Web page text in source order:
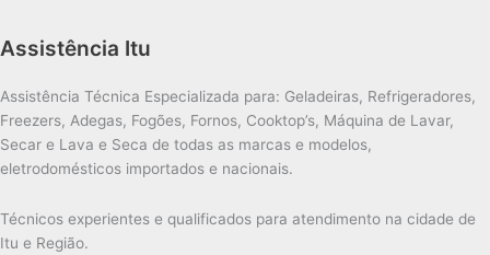
Assistência Itu
Assistência Técnica Especializada para: Geladeiras, Refrigeradores,
Freezers, Adegas, Fogões, Fornos, Cooktop’s, Máquina de Lavar,
Secar e Lava e Seca de todas as marcas e modelos,
eletrodomésticos importados e nacionais.
Técnicos experientes e qualificados para atendimento na cidade de
Itu e Região.